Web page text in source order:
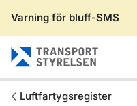
Varning för bluff-SMS
Luftfartygsregister